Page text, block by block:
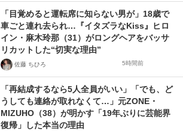
「目覚めると運転席に知らない男が」18歳で
車ごと連れ去られ…『イタズラなKiss』ヒロ
イン・麻木玲那（31）がロングヘアをバッサ
リカットした“切実な理由”
佐藤 ちひろ 5時間前
「再結成するなら5人全員がいい」「でも、ど
うしても連絡が取れなくて…」元ZONE・
MIZUHO（38）が明かす「19年ぶりに芸能界
復帰」した本当の理由